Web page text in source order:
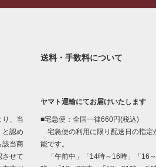
り、当
と認め
該当商
させて
送料・手数料について
ヤマト運輸にてお届けいたします
■宅急便：全国一律660円(税込)
宅急便の利用に限り配送日の指定
能です。
「午前中」「14時～16時」「16